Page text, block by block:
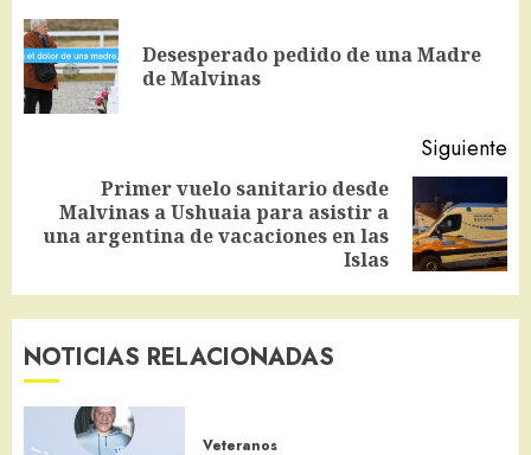
de
entradasDesesperado pedido de una Madre
de Malvinas
Siguiente
Siguiente
entrada:
Primer vuelo sanitario desde
Malvinas a Ushuaia para asistir a
una argentina de vacaciones en las
Islas
NOTICIAS RELACIONADAS
Veteranos